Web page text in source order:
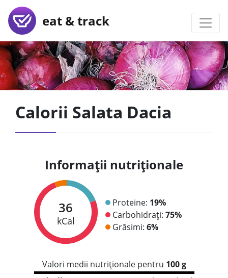
eat & track
Calorii Salata Dacia
Informații nutriționale
36
kCal
Proteine: 19%
Carbohidrați: 75%
Grăsimi: 6%
Valori medii nutriționale pentru 100 g